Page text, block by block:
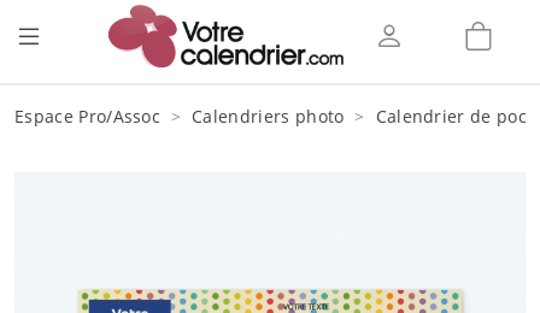
Espace Pro/Assoc Calendriers photo Calendrier de